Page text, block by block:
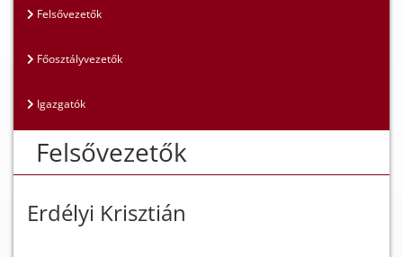
Felsővezetők
Főosztályvezetők
Igazgatók
Felsővezetők
Erdélyi Krisztián